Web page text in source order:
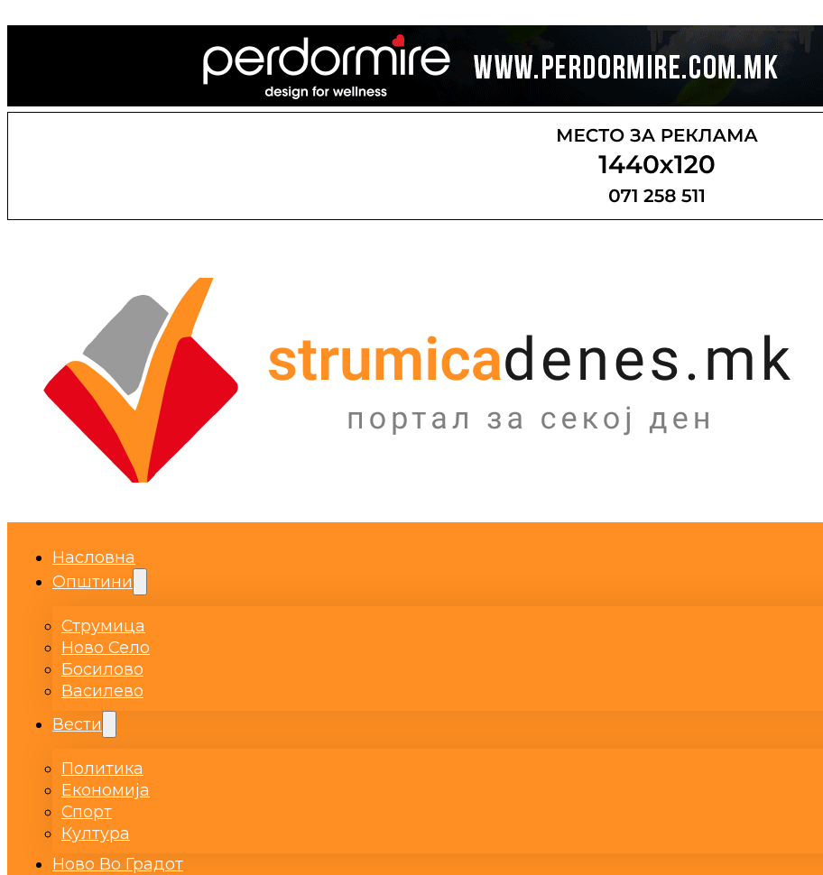
Насловна
Општини
Струмица
Ново Село
Босилово
Василево
Вести
Политика
Економија
Спорт
Култура
Ново Во Градот